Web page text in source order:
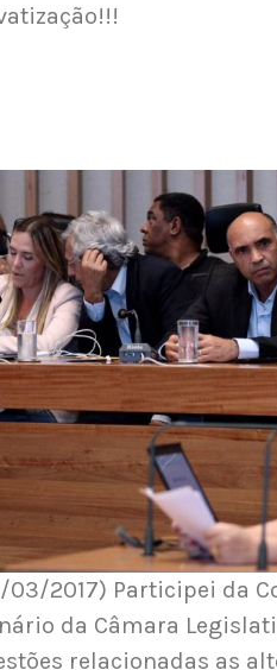
03/2017) Participei da
da Câmara
relacionadas as